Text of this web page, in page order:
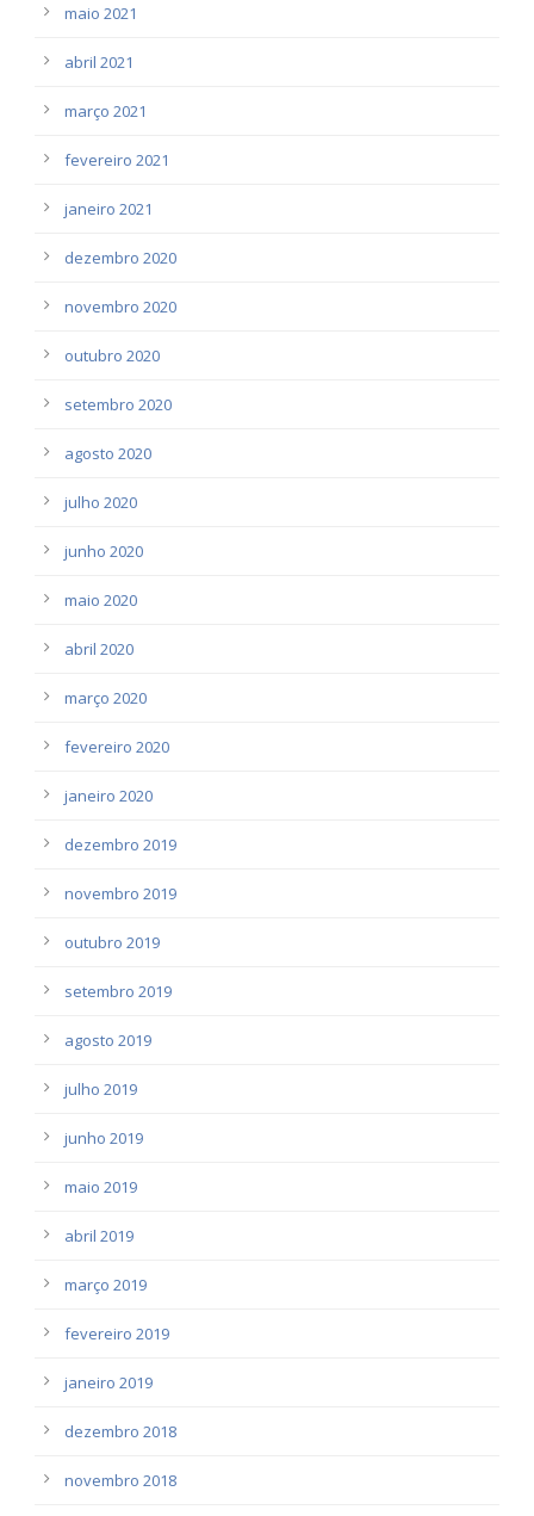
maio 2021
abril 2021
março 2021
fevereiro 2021
janeiro 2021
dezembro 2020
novembro 2020
outubro 2020
setembro 2020
agosto 2020
julho 2020
junho 2020
maio 2020
abril 2020
março 2020
fevereiro 2020
janeiro 2020
dezembro 2019
novembro 2019
outubro 2019
setembro 2019
agosto 2019
julho 2019
junho 2019
maio 2019
abril 2019
março 2019
fevereiro 2019
janeiro 2019
dezembro 2018
novembro 2018